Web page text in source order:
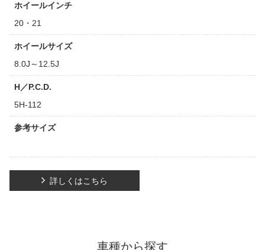
ホイールインチ
20・21
ホイールサイズ
8.0J～12.5J
H／P.C.D.
5H-112
参考サイズ
詳しくはこちら
車種から探す